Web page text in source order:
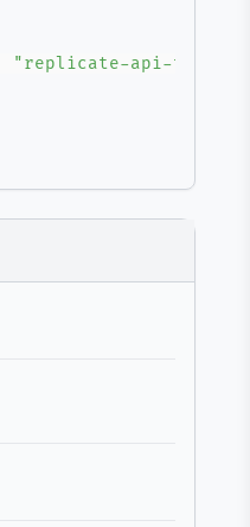
"replicate-api-token"